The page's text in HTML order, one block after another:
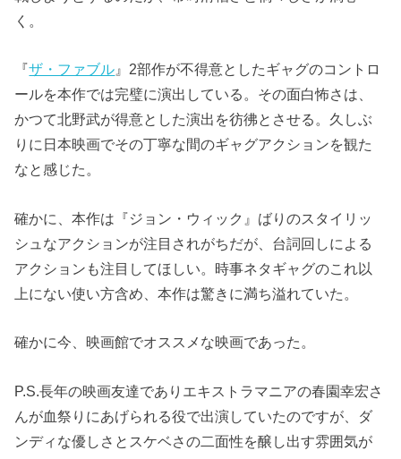
く。
『ザ・ファブル 』2部作が不得意としたギャグのコントロ
ールを本作では完璧に演出している。その面白怖さは、
かつて北野武が得意とした演出を彷彿とさせる。久しぶ
りに日本映画でその丁寧な間のギャグアクションを観た
なと感じた。
確かに、本作は『ジョン・ウィック』ばりのスタイリッ
シュなアクションが注目されがちだが、台詞回しによる
アクションも注目してほしい。時事ネタギャグのこれ以
上にない使い方含め、本作は驚きに満ち溢れていた。
確かに今、映画館でオススメな映画であった。
P.S.長年の映画友達でありエキストラマニアの春園幸宏さ
んが血祭りにあげられる役で出演していたのですが、ダ
ンディな優しさとスケベさの二面性を醸し出す雰囲気が